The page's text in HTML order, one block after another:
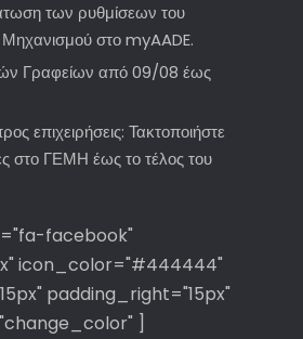
των ρυθμίσεων του
Μηχανισμού στο myAADE.
Γραφείων από 09/08 έως
επιχειρήσεις: Τακτοποιήστε
στο ΓΕΜΗ έως το τέλος του
facebook"
icon_color="#444444"
padding_right="15px"
]